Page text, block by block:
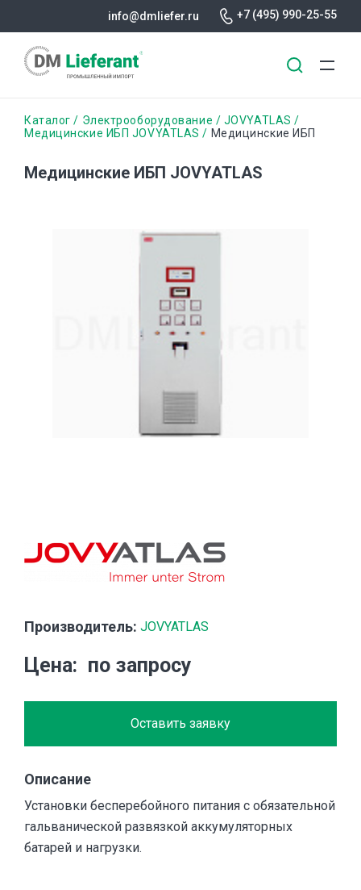
содержанию
info@dmliefer.ru +7 (495) 990-25-55
Строка
Каталог Электрооборудование
JOVYATLAS
Медицинские ИБП JOVYATLAS
Медицинские ИБП
Медицинские ИБП JOVYATLAS
Производитель: JOVYATLAS
Цена по запросу
Оставить заявку
Описание
Установки бесперебойного питания с обязательной
гальванической развязкой аккумуляторных
батарей и нагрузки.